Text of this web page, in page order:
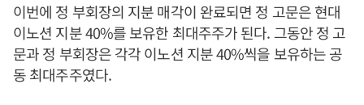
이번에 정 부회장의 지분 매각이 완료되면 정 고문은 현대
이노션 지분 40%를 보유한 최대주주가 된다. 그동안 정 고
문과 정 부회장은 각각 이노션 지분 40%씩을 보유하는 공
동 최대주주였다.